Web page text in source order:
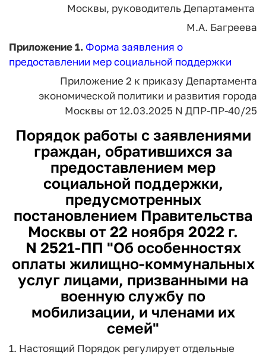
Москвы, руководитель Департамента
М.А. Багреева
Приложение 1. Форма заявления о
предоставлении мер социальной поддержки
Приложение 2 к приказу Департамента
экономической политики и развития города
Москвы от 12.03.2025 N ДПР-ПР-40/25
Порядок работы с заявлениями
граждан, обратившихся за
предоставлением мер
социальной поддержки,
предусмотренных
постановлением Правительства
Москвы от 22 ноября 2022 г.
N 2521-ПП "Об особенностях
оплаты жилищно-коммунальных
услуг лицами, призванными на
военную службу по
мобилизации, и членами их
семей"
1. Настоящий Порядок регулирует отдельные